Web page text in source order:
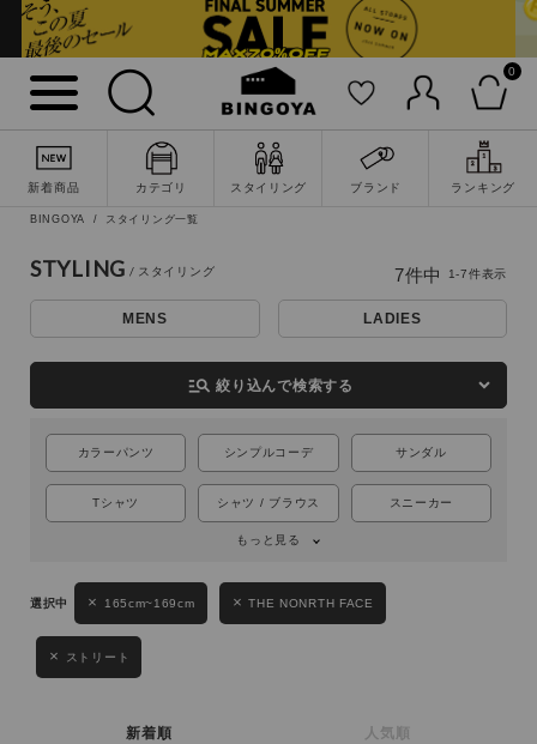
0
新着商品 カテゴリ スタイリング ブランド ランキング
BINGOYA スタイリング一覧
STYLING
MENS LADIES
manage_search 絞り込んで検索する
カラーパンツ シンプルコーデ サンダル
Tシャツ シャツ / ブラウス スニーカー
もっと見る
165cm~169cm THE NONRTH FACE
ストリート
新着順 人気順
7件中 1-7件表示